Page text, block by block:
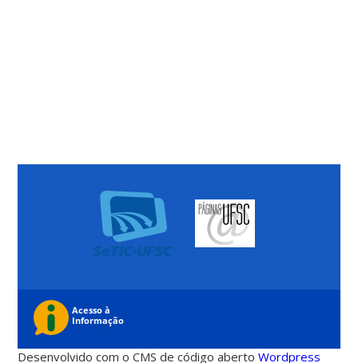
Desenvolvido com o CMS de código abertoWordpress